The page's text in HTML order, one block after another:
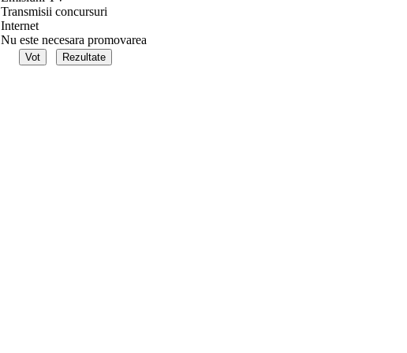
Transmisii concursuri
Internet
Nu este necesara promovarea